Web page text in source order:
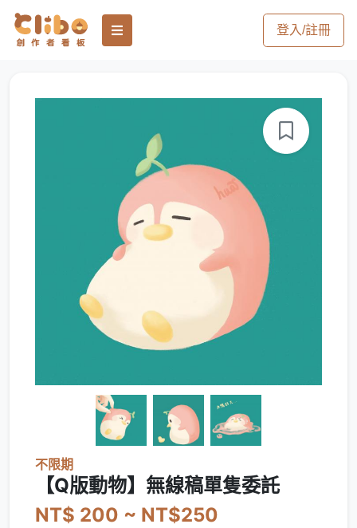
登入/註冊
不限期
【Q版動物】無線稿單隻委託
NT$ 200 ~ NT$250